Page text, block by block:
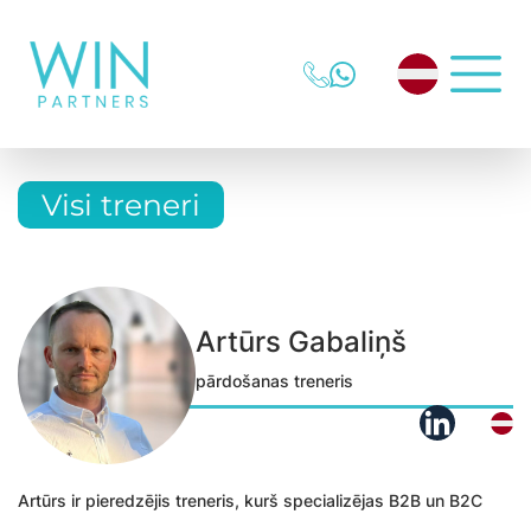
Visi treneri
Artūrs Gabaliņš
pārdošanas treneris
Artūrs ir pieredzējis treneris, kurš specializējas B2B un B2C